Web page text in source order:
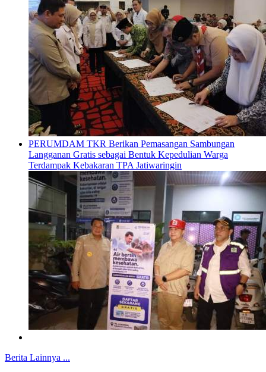
PERUMDAM TKR Berikan Pemasangan Sambungan
Langganan Gratis sebagai Bentuk Kepedulian Warga
Terdampak Kebakaran TPA Jatiwaringin
Berita Lainnya ...